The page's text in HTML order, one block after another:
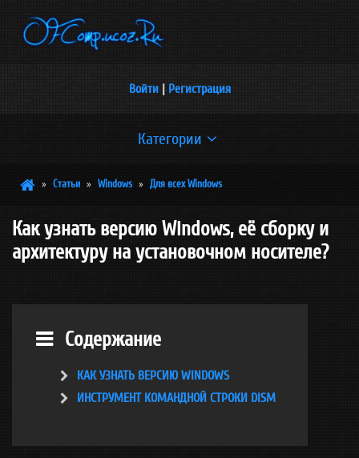
Войти| Регистрация
Категории
Windows 11
Windows 10
[5] Все статьи про Windows 10
Windows 7
Windows Vista
» Статьи » Windows » Для всех Windows
Как узнать версию Windows, её сборку и
архитектуру на установочном носителе?
Содержание
КАК УЗНАТЬ ВЕРСИЮ WINDOWS
ИНСТРУМЕНТ КОМАНДНОЙ СТРОКИ DISM